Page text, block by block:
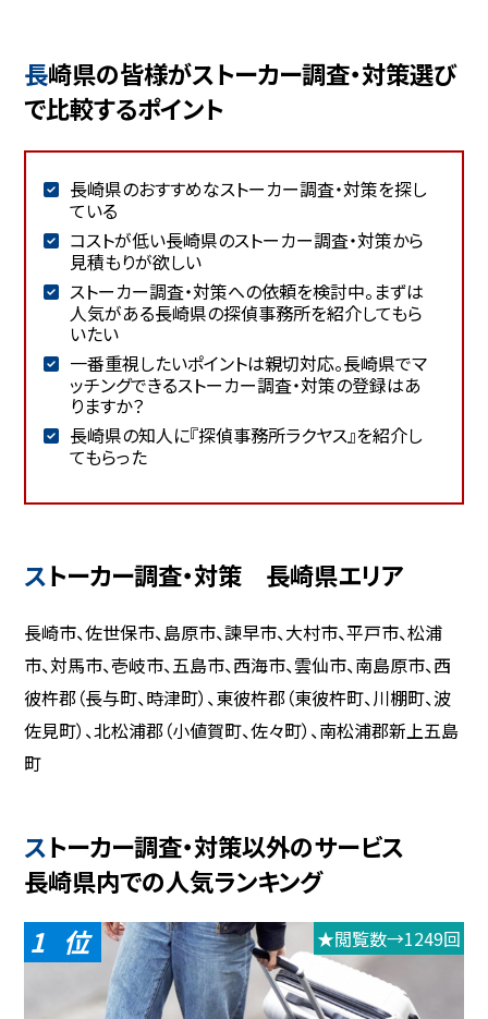
長崎県の皆様がストーカー調査・対策選び
で比較するポイント
長崎県のおすすめなストーカー調査・対策を探し
ている
コストが低い長崎県のストーカー調査・対策から
見積もりが欲しい
ストーカー調査・対策への依頼を検討中。まずは
人気がある長崎県の探偵事務所を紹介してもら
いたい
一番重視したいポイントは親切対応。長崎県でマ
ッチングできるストーカー調査・対策の登録はあ
りますか？
長崎県の知人に『探偵事務所ラクヤス』を紹介し
てもらった
ストーカー調査・対策 長崎県エリア
長崎市、佐世保市、島原市、諫早市、大村市、平戸市、松浦
市、対馬市、壱岐市、五島市、西海市、雲仙市、南島原市、西
彼杵郡（長与町、時津町）、東彼杵郡（東彼杵町、川棚町、波
佐見町）、北松浦郡（小値賀町、佐々町）、南松浦郡新上五島
町
ストーカー調査・対策以外のサービス
長崎県内での人気ランキング
1 ★閲覧数→1249回